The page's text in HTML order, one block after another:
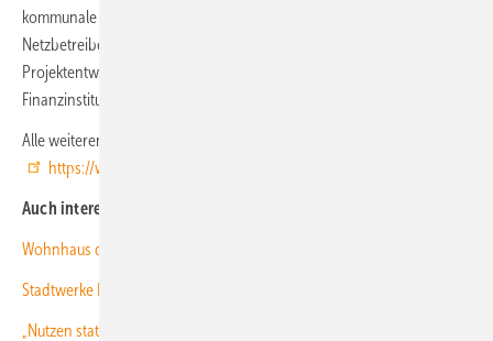
kommunale Verwaltung, Energieversorgungsunternehmen,
Netzbetreiber, Energie- und Beratungsdienstleister, Planer und
Projektentwickler sowie Verbände, Behörden, Förder- und
Finanzinstitute. (kw)
Alle weiteren Informationen sind unter
https://www.klimaneutrale-kommunen.de/
Auch interessant:
Wohnhaus der Zukunft: Mehr Energie erzeugen als verbrauchen
Stadtwerke Bamberg bauen Bayerns größte Abwasserwärmeanlage
„Nutzen statt Abregeln“: Power-to-Heat-Anlagen gehen in Betrieb